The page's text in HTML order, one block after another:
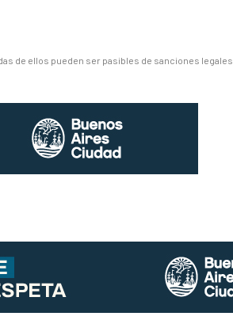
de ellos pueden ser pasibles de sanciones legales.